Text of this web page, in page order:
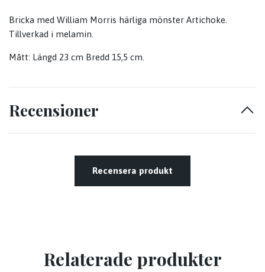
Bricka med William Morris härliga mönster Artichoke.
Tillverkad i melamin.
Mått: Längd 23 cm Bredd 15,5 cm.
Recensioner
Recensera produkt
Relaterade produkter